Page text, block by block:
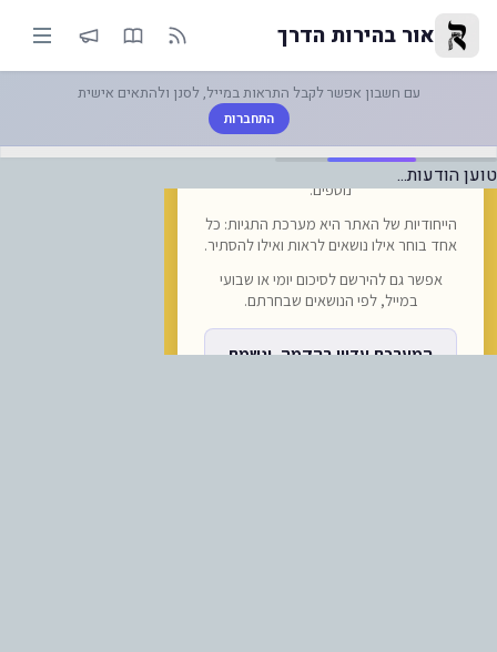
רביבו 148 טבלה 3 | אור בהירות הדרךאור בהירות הדרך
עם חשבון אפשר לקבל התראות במייל, לסנן ולהתאים אישית
התחברות
טוען הודעות...